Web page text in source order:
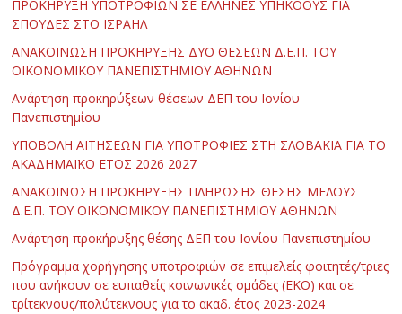
ΠΡΟΚΗΡΥΞΗ ΥΠΟΤΡΟΦΙΩΝ ΣΕ ΕΛΛΗΝΕΣ ΥΠΗΚΟΟΥΣ ΓΙΑ
ΣΠΟΥΔΕΣ ΣΤΟ ΙΣΡΑΗΛ
ΑΝΑΚΟΙΝΩΣΗ ΠΡΟΚΗΡΥΞΗΣ ΔΥΟ ΘΕΣΕΩΝ Δ.Ε.Π. ΤΟΥ
ΟΙΚΟΝΟΜΙΚΟΥ ΠΑΝΕΠΙΣΤΗΜΙΟΥ ΑΘΗΝΩΝ
Ανάρτηση προκηρύξεων θέσεων ΔΕΠ του Ιονίου
Πανεπιστημίου
ΥΠΟΒΟΛΗ ΑΙΤΗΣΕΩΝ ΓΙΑ ΥΠΟΤΡΟΦΙΕΣ ΣΤΗ ΣΛΟΒΑΚΙΑ ΓΙΑ ΤΟ
ΑΚΑΔΗΜΑΪΚΟ ΕΤΟΣ 2026 2027
ΑΝΑΚΟΙΝΩΣΗ ΠΡΟΚΗΡΥΞΗΣ ΠΛΗΡΩΣΗΣ ΘΕΣΗΣ ΜΕΛΟΥΣ
Δ.Ε.Π. ΤΟΥ ΟΙΚΟΝΟΜΙΚΟΥ ΠΑΝΕΠΙΣΤΗΜΙΟΥ ΑΘΗΝΩΝ
Ανάρτηση προκήρυξης θέσης ΔΕΠ του Ιονίου Πανεπιστημίου
Πρόγραμμα χορήγησης υποτροφιών σε επιμελείς φοιτητές/τριες
που ανήκουν σε ευπαθείς κοινωνικές ομάδες (ΕΚΟ) και σε
τρίτεκνους/πολύτεκνους για το ακαδ. έτος 2023-2024